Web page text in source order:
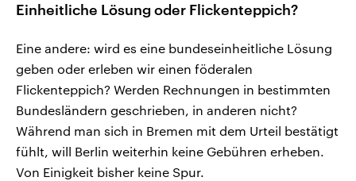
Einheitliche Lösung oder Flickenteppich?
Eine andere: wird es eine bundeseinheitliche Lösung
geben oder erleben wir einen föderalen
Flickenteppich? Werden Rechnungen in bestimmten
Bundesländern geschrieben, in anderen nicht?
Während man sich in Bremen mit dem Urteil bestätigt
fühlt, will Berlin weiterhin keine Gebühren erheben.
Von Einigkeit bisher keine Spur.